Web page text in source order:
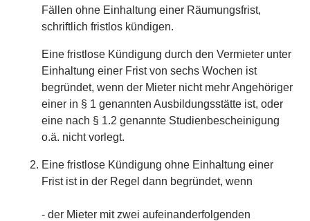
Fällen ohne Einhaltung einer Räumungsfrist,
schriftlich fristlos kündigen.
Eine fristlose Kündigung durch den Vermieter unter
Einhaltung einer Frist von sechs Wochen ist
begründet, wenn der Mieter nicht mehr Angehöriger
einer in § 1 genannten Ausbildungsstätte ist, oder
eine nach § 1.2 genannte Studienbescheinigung
o.ä. nicht vorlegt.
Eine fristlose Kündigung ohne Einhaltung einer
Frist ist in der Regel dann begründet, wenn
- der Mieter mit zwei aufeinanderfolgenden